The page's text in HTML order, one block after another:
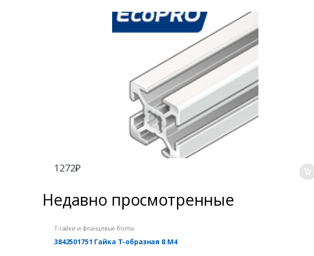
1272₽
Недавно просмотренные
Т-гайки и фланцевые болты
3842501751 Гайка Т-образная 8 М4